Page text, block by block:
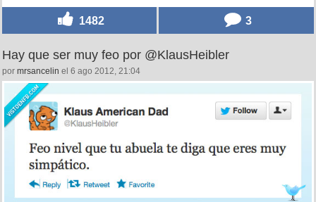
1482 3
Hay que ser muy feo por @KlausHeibler
por mrsancelin el 6 ago 2012, 21:04